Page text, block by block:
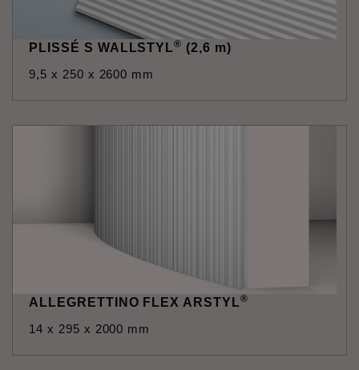
PLISSÉ S WALLSTYL® (2,6 m)
9,5 x 250 x 2600 mm
ALLEGRETTINO FLEX ARSTYL®
14 x 295 x 2000 mm